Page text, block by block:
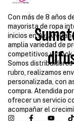
Con más de 8 años
mayorista de ropa
inicios en Av.
amplia variedad de
competitivos y stock
Somos
rubro, realizamos
personalizada, con
compra. Atendida
ofrecer un servicio
acompañar el